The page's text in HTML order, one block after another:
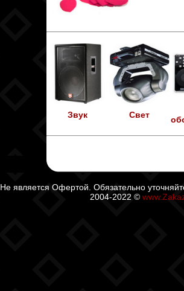
Звук Свет
Не является Офертой. Обязательно
2004-2022 ©